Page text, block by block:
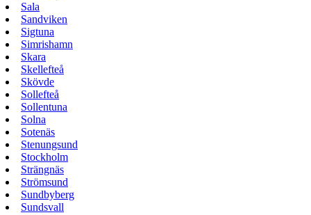
Sala
Sandviken
Sigtuna
Simrishamn
Skara
Skellefteå
Skövde
Sollefteå
Sollentuna
Solna
Sotenäs
Stenungsund
Stockholm
Strängnäs
Strömsund
Sundbyberg
Sundsvall